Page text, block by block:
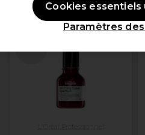
Paramètres
Cookies essentiels